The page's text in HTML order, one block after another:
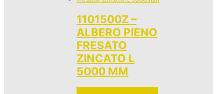
1101500Z –
ALBERO PIENO
FRESATO
ZINCATO L
5000 MM